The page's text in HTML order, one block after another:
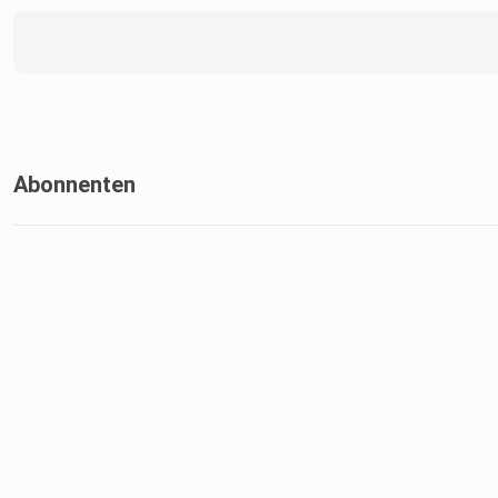
Abonnenten